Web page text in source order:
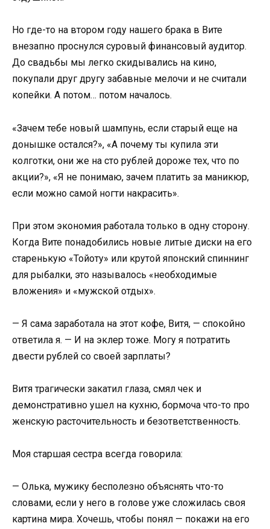
Но где-то на втором году нашего брака в Вите
внезапно проснулся суровый финансовый аудитор.
До свадьбы мы легко скидывались на кино,
покупали друг другу забавные мелочи и не считали
копейки. А потом… потом началось.
«Зачем тебе новый шампунь, если старый еще на
донышке остался?», «А почему ты купила эти
колготки, они же на сто рублей дороже тех, что по
акции?», «Я не понимаю, зачем платить за маникюр,
если можно самой ногти накрасить».
При этом экономия работала только в одну сторону.
Когда Вите понадобились новые литые диски на его
старенькую «Тойоту» или крутой японский спиннинг
для рыбалки, это называлось «необходимые
вложения» и «мужской отдых».
— Я сама заработала на этот кофе, Витя, — спокойно
ответила я. — И на эклер тоже. Могу я потратить
двести рублей со своей зарплаты?
Витя трагически закатил глаза, смял чек и
демонстративно ушел на кухню, бормоча что-то про
женскую расточительность и безответственность.
Моя старшая сестра всегда говорила:
— Олька, мужику бесполезно объяснять что-то
словами, если у него в голове уже сложилась своя
картина мира. Хочешь, чтобы понял — покажи на его